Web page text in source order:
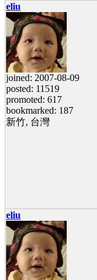
eliu
joined: 2007-08-09
posted: 11519
promoted: 617
bookmarked: 187
新竹, 台灣
eliu